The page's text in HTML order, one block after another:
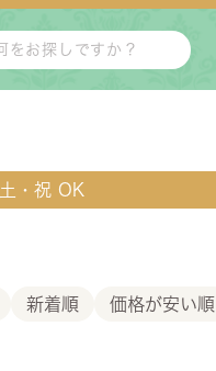
土・祝 OK
新着順 価格が安い順